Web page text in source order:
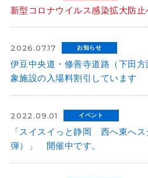
新型コロナウイルス感染拡大防
2026.07.17 お知らせ
伊豆中央道・修善寺道路（下田
象施設の入場料割引しています
2022.09.01 イベント
「スイスイっと静岡 西へ東へス
弾）」 開催中です。